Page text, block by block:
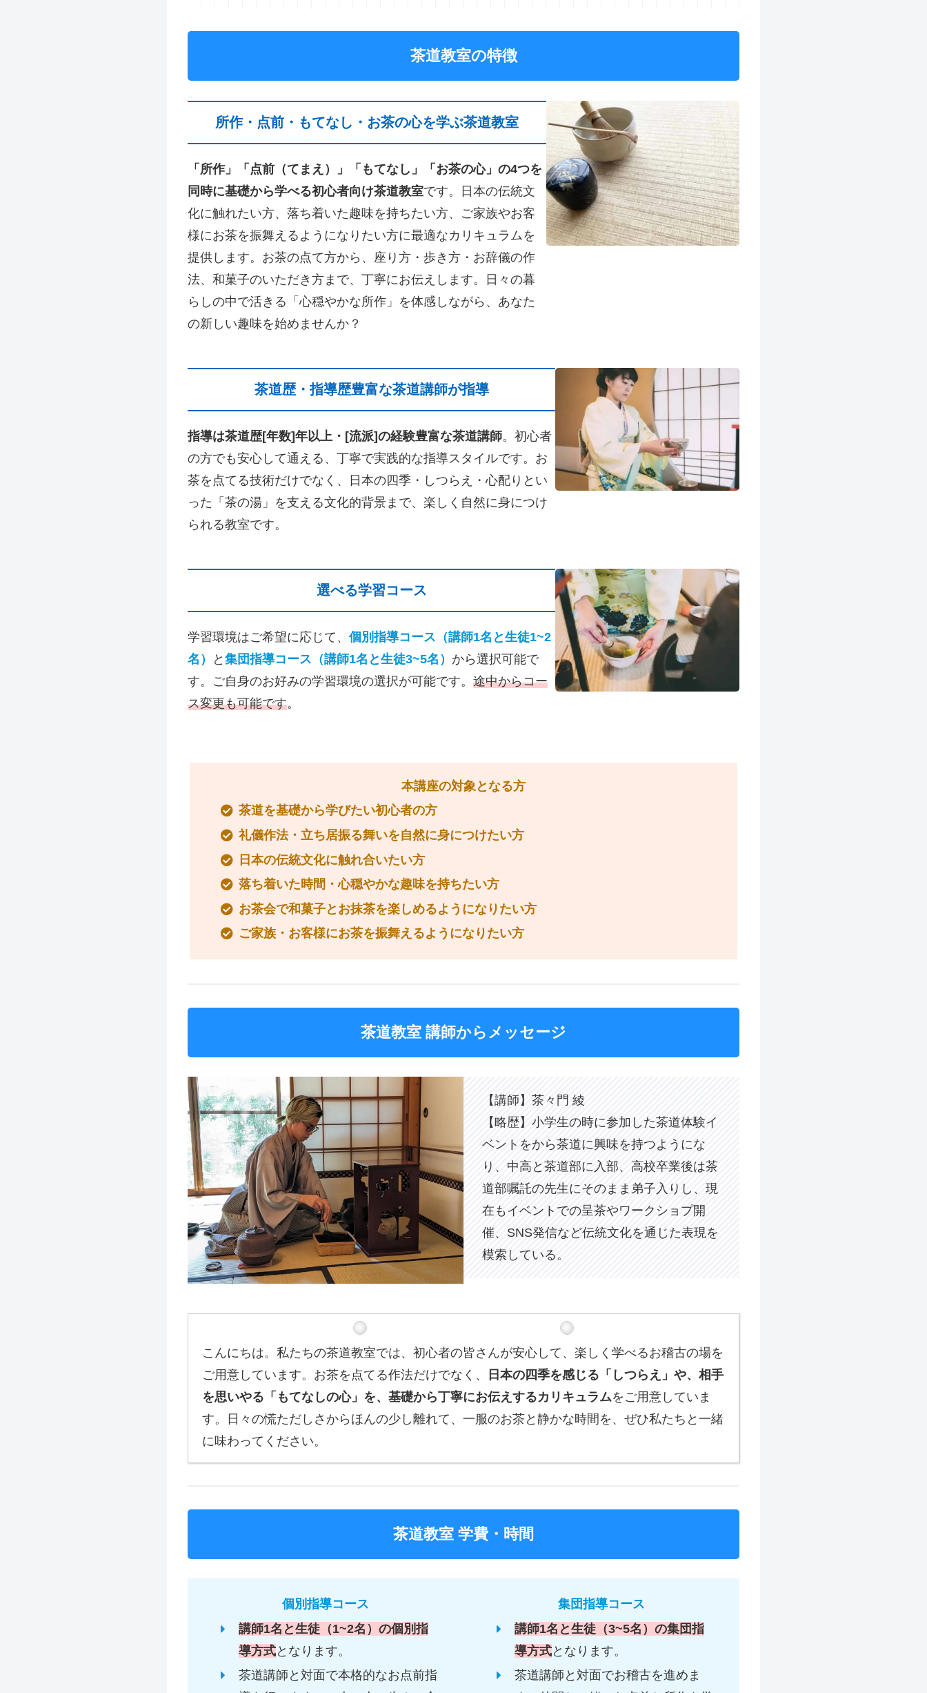
茶道教室の特徴
所作・点前・もてなし・お茶の心を学ぶ茶道教室
「所作」「点前（てまえ）」「もてなし」「お茶の心」の4つを
同時に基礎から学べる初心者向け茶道教室です。日本の伝統文
化に触れたい方、落ち着いた趣味を持ちたい方、ご家族やお客
様にお茶を振舞えるようになりたい方に最適なカリキュラムを
提供します。お茶の点て方から、座り方・歩き方・お辞儀の作
法、和菓子のいただき方まで、丁寧にお伝えします。日々の暮
らしの中で活きる「心穏やかな所作」を体感しながら、あなた
の新しい趣味を始めませんか？
茶道歴・指導歴豊富な茶道講師が指導
指導は茶道歴[年数]年以上・[流派]の経験豊富な茶道講師。初心者
の方でも安心して通える、丁寧で実践的な指導スタイルです。お
茶を点てる技術だけでなく、日本の四季・しつらえ・心配りとい
った「茶の湯」を支える文化的背景まで、楽しく自然に身につけ
られる教室です。
選べる学習コース
学習環境はご希望に応じて、 個別指導コース（講師1名と生徒1~2
名）
と 集団指導コース（講師1名と生徒3~5名） から選択可能で
す。ご自身のお好みの学習環境の選択が可能です。 途中からコー
ス変更も可能です。
本講座の対象となる方
茶道を基礎から学びたい初心者の方
礼儀作法・立ち居振る舞いを自然に身につけたい方
日本の伝統文化に触れ合いたい方
落ち着いた時間・心穏やかな趣味を持ちたい方
お茶会で和菓子とお抹茶を楽しめるようになりたい方
ご家族・お客様にお茶を振舞えるようになりたい方
茶道教室 講師からメッセージ
【講師】茶々門 綾
【略歴】小学生の時に参加した茶道体験イ
ベントをから茶道に興味を持つようにな
り、中高と茶道部に入部、高校卒業後は茶
道部嘱託の先生にそのまま弟子入りし、現
在もイベントでの呈茶やワークショプ開
催、SNS発信など伝統文化を通じた表現を
模索している。
こんにちは。私たちの茶道教室では、初心者の皆さんが安心して、楽しく学べるお稽古の場を
ご用意しています。お茶を点てる作法だけでなく、
日本の四季を感じる「しつらえ」や、相手
を思いやる「もてなしの心」を、基礎から丁寧にお伝えするカリキュラムをご用意していま
す。日々の慌ただしさからほんの少し離れて、一服のお茶と静かな時間を、ぜひ私たちと一緒
に味わってください。
茶道教室 学費・時間
個別指導コース
講師1名と生徒（1~2名）の個別指
導方式となります。
茶道講師と対面で本格的なお点前指
集団指導コース
講師1名と生徒（3~5名）の集団指
導方式となります。
茶道講師と対面でお稽古を進めま